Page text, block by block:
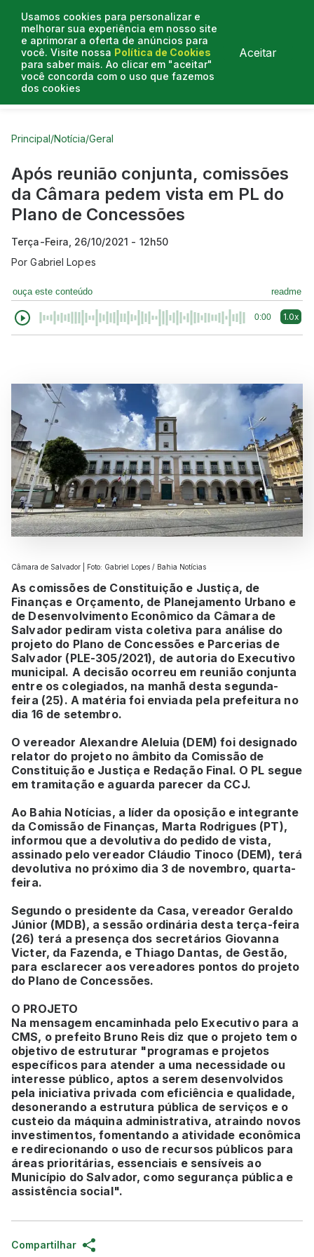
Usamos cookies para personalizar e
melhorar sua experiência em nosso site
e aprimorar a oferta de anúncios para
você. Visite nossa Política de Cookies
para saber mais. Ao clicar em "aceitar"
você concorda com o uso que fazemos
dos cookies
Aceitar
Curtas do Poder
Principal/Notícia/Geral
Após reunião conjunta, comissões
da Câmara pedem vista em PL do
Plano de Concessões
Terça-Feira, 26/10/2021 - 12h50
PorGabriel Lopes
ouça este conteúdo readme
0:00 1.0x
Câmara de Salvador | Foto: Gabriel Lopes / Bahia Notícias
As comissões de Constituição e Justiça, de
Finanças e Orçamento, de Planejamento Urbano e
de Desenvolvimento Econômico da Câmara de
Salvador pediram vista coletiva para análise do
projeto do Plano de Concessões e Parcerias de
Salvador (PLE-305/2021), de autoria do Executivo
municipal. A decisão ocorreu em reunião conjunta
entre os colegiados, na manhã desta segunda-
feira (25). A matéria foi enviada pela prefeitura no
dia 16 de setembro.
O vereador Alexandre Aleluia (DEM) foi designado
relator do projeto no âmbito da Comissão de
Constituição e Justiça e Redação Final. O PL segue
em tramitação e aguarda parecer da CCJ.
Ao Bahia Notícias, a líder da oposição e integrante
da Comissão de Finanças, Marta Rodrigues (PT),
informou que a devolutiva do pedido de vista,
assinado pelo vereador Cláudio Tinoco (DEM), terá
devolutiva no próximo dia 3 de novembro, quarta-
feira.
Segundo o presidente da Casa, vereador Geraldo
Júnior (MDB), a sessão ordinária desta terça-feira
(26) terá a presença dos secretários Giovanna
Victer, da Fazenda, e Thiago Dantas, de Gestão,
para esclarecer aos vereadores pontos do projeto
do Plano de Concessões.
O PROJETO
Na mensagem encaminhada pelo Executivo para a
CMS, o prefeito Bruno Reis diz que o projeto tem o
objetivo de estruturar "programas e projetos
específicos para atender a uma necessidade ou
interesse público, aptos a serem desenvolvidos
pela iniciativa privada com eficiência e qualidade,
desonerando a estrutura pública de serviços e o
custeio da máquina administrativa, atraindo novos
investimentos, fomentando a atividade econômica
e redirecionando o uso de recursos públicos para
áreas prioritárias, essenciais e sensíveis ao
Município do Salvador, como segurança pública e
assistência social".
Compartilhar